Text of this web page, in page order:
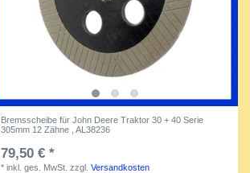
Bremsscheibe für John Deere Traktor 30 + 40 Serie
305mm 12 Zähne , AL38236
79,50 € *
*inkl. ges. MwSt. zzgl.Versandkosten